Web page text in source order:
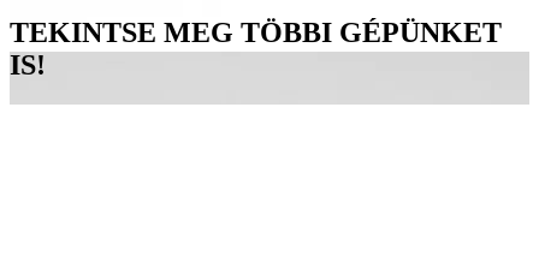
TEKINTSE MEG TÖBBI GÉPÜNKET
IS!